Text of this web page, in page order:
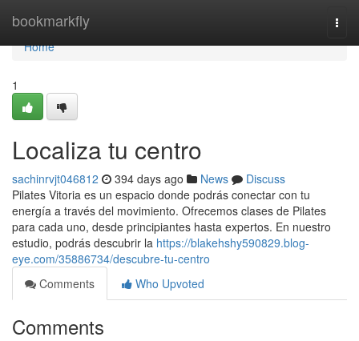
bookmarkfly
Home
Home
1
Localiza tu centro
sachinrvjt046812 394 days ago News
Discuss
Pilates Vitoria es un espacio donde podrás conectar con tu
energía a través del movimiento. Ofrecemos clases de Pilates
para cada uno, desde principiantes hasta expertos. En nuestro
estudio, podrás descubrir la https://blakehshy590829.blog-
eye.com/35886734/descubre-tu-centro
Comments
Who Upvoted
Comments